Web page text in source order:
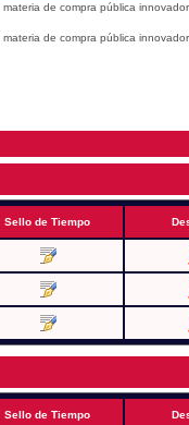
de compra pública
de compra pública
Sello de Tiempo
Sello de Tiempo